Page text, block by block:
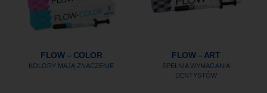
FLOW – COLOR
KOLORY MAJĄ ZNACZENIE
FLOW – ART
SPEŁNIA WYMAGANIA
DENTYSTÓW